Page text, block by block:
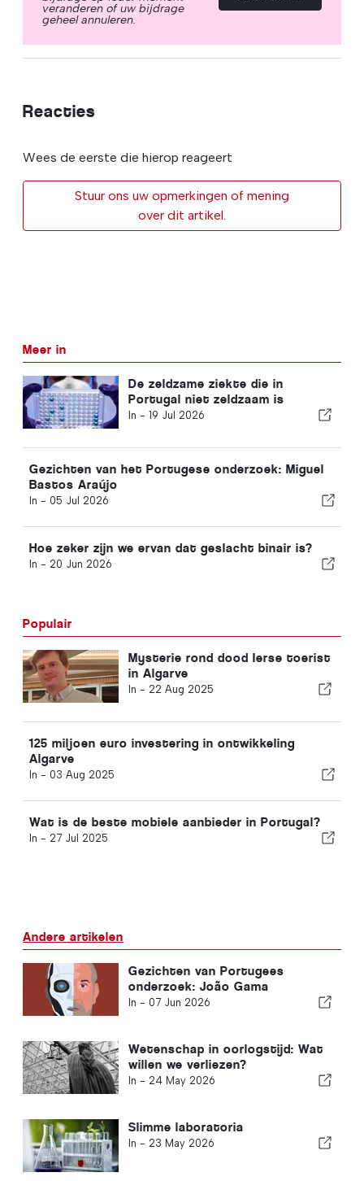
veranderen of uw bijdrage
geheel annuleren.
Reacties
Wees de eerste die hierop reageert
Stuur ons uw opmerkingen of mening
over dit artikel.
Meer in
De zeldzame ziekte die in
Portugal niet zeldzaam is
In - 19 Jul 2026
Gezichten van het Portugese onderzoek: Miguel
Bastos Araújo
In - 05 Jul 2026
Hoe zeker zijn we ervan dat geslacht binair is?
In - 20 Jun 2026
Populair
Mysterie rond dood Ierse toerist
in Algarve
In - 22 Aug 2025
125 miljoen euro investering in ontwikkeling
Algarve
In - 03 Aug 2025
Wat is de beste mobiele aanbieder in Portugal?
In - 27 Jul 2025
Andere artikelen
Gezichten van Portugees
onderzoek: João Gama
In - 07 Jun 2026
Wetenschap in oorlogstijd: Wat
willen we verliezen?
In - 24 May 2026
Slimme laboratoria
In - 23 May 2026